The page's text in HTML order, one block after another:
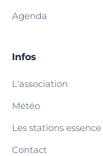
Agenda
Infos
L'association
Météo
Les stations essence
Contact